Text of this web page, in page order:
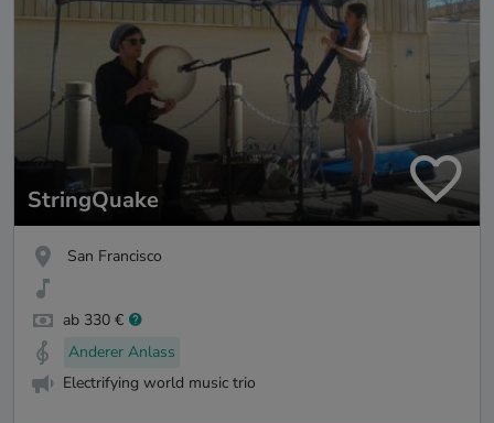
StringQuake
San Francisco
ab 330 €
Anderer Anlass
Electrifying world music trio